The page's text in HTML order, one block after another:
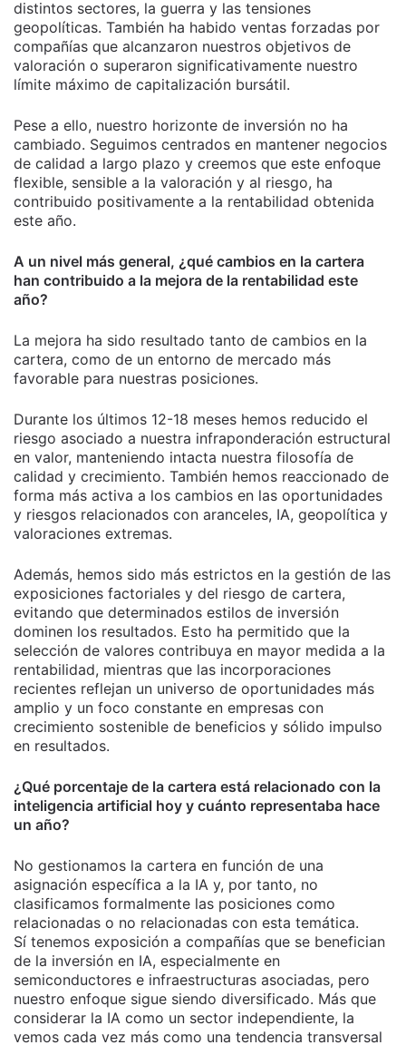
distintos sectores, la guerra y las tensiones
geopolíticas. También ha habido ventas forzadas por
compañías que alcanzaron nuestros objetivos de
valoración o superaron significativamente nuestro
límite máximo de capitalización bursátil.
Pese a ello, nuestro horizonte de inversión no ha
cambiado. Seguimos centrados en mantener negocios
de calidad a largo plazo y creemos que este enfoque
flexible, sensible a la valoración y al riesgo, ha
contribuido positivamente a la rentabilidad obtenida
este año.
A un nivel más general, ¿qué cambios en la cartera
han contribuido a la mejora de la rentabilidad este
año?
La mejora ha sido resultado tanto de cambios en la
cartera, como de un entorno de mercado más
favorable para nuestras posiciones.
Durante los últimos 12-18 meses hemos reducido el
riesgo asociado a nuestra infraponderación estructural
en valor, manteniendo intacta nuestra filosofía de
calidad y crecimiento. También hemos reaccionado de
forma más activa a los cambios en las oportunidades
y riesgos relacionados con aranceles, IA, geopolítica y
valoraciones extremas.
Además, hemos sido más estrictos en la gestión de las
exposiciones factoriales y del riesgo de cartera,
evitando que determinados estilos de inversión
dominen los resultados. Esto ha permitido que la
selección de valores contribuya en mayor medida a la
rentabilidad, mientras que las incorporaciones
recientes reflejan un universo de oportunidades más
amplio y un foco constante en empresas con
crecimiento sostenible de beneficios y sólido impulso
en resultados.
¿Qué porcentaje de la cartera está relacionado con la
inteligencia artificial hoy y cuánto representaba hace
un año?
No gestionamos la cartera en función de una
asignación específica a la IA y, por tanto, no
clasificamos formalmente las posiciones como
relacionadas o no relacionadas con esta temática.
Sí tenemos exposición a compañías que se benefician
de la inversión en IA, especialmente en
semiconductores e infraestructuras asociadas, pero
nuestro enfoque sigue siendo diversificado. Más que
considerar la IA como un sector independiente, la
vemos cada vez más como una tendencia transversal